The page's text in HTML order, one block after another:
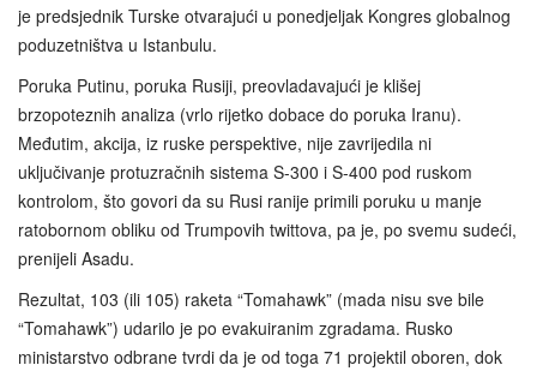
je predsjednik Turske otvarajući u ponedjeljak Kongres globalnog
poduzetništva u Istanbulu.
Poruka Putinu, poruka Rusiji, preovladavajući je klišej
brzopoteznih analiza (vrlo rijetko dobace do poruka Iranu).
Međutim, akcija, iz ruske perspektive, nije zavrijedila ni
uključivanje protuzračnih sistema S-300 i S-400 pod ruskom
kontrolom, što govori da su Rusi ranije primili poruku u manje
ratobornom obliku od Trumpovih twittova, pa je, po svemu sudeći,
prenijeli Asadu.
Rezultat, 103 (ili 105) raketa “Tomahawk” (mada nisu sve bile
“Tomahawk”) udarilo je po evakuiranim zgradama. Rusko
ministarstvo odbrane tvrdi da je od toga 71 projektil oboren, dok